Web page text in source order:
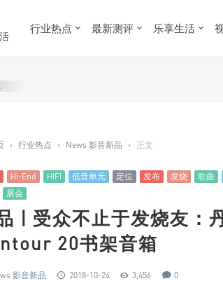
行业热点 最新测评 乐享生活
› 行业热点 › News 影音新品 › 正文
Hi-End HIFI 低音单元 定位 发布 发烧 歌曲
展会
| 受众不止于发烧友：
20书架音箱
影音新品 2018-10-24 3,456 0